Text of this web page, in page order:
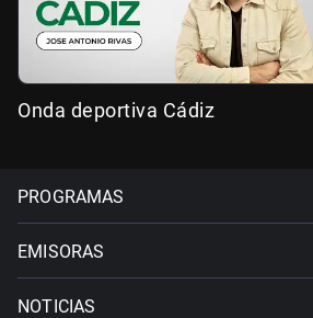
Onda deportiva Cádiz
PROGRAMAS
EMISORAS
NOTICIAS